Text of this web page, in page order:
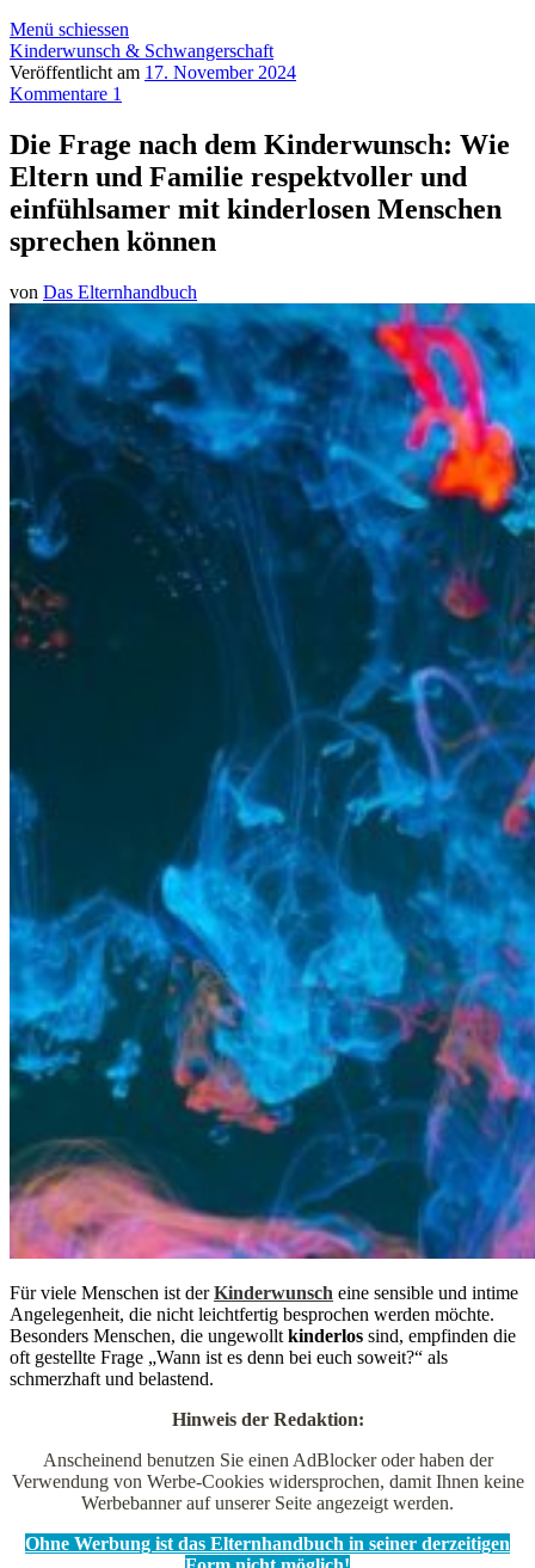
Menü schiessen
Kinderwunsch & Schwangerschaft
Veröffentlicht am 17. November 2024
Kommentare 1
Die Frage nach dem Kinderwunsch: Wie
Eltern und Familie respektvoller und
einfühlsamer mit kinderlosen Menschen
sprechen können
von Das Elternhandbuch
Für viele Menschen ist derKinderwunsch eine sensible und intime
Angelegenheit, die nicht leichtfertig besprochen werden möchte.
Besonders Menschen, die ungewollt kinderlos sind, empfinden die
oft gestellte Frage „Wann ist es denn bei euch soweit?“ als
schmerzhaft und belastend.
Hinweis der Redaktion:
Anscheinend benutzen Sie einen AdBlocker oder haben der
Verwendung von Werbe-Cookies widersprochen, damit Ihnen keine
Werbebanner auf unserer Seite angezeigt werden.
Ohne Werbung ist das Elternhandbuch in seiner derzeitigen